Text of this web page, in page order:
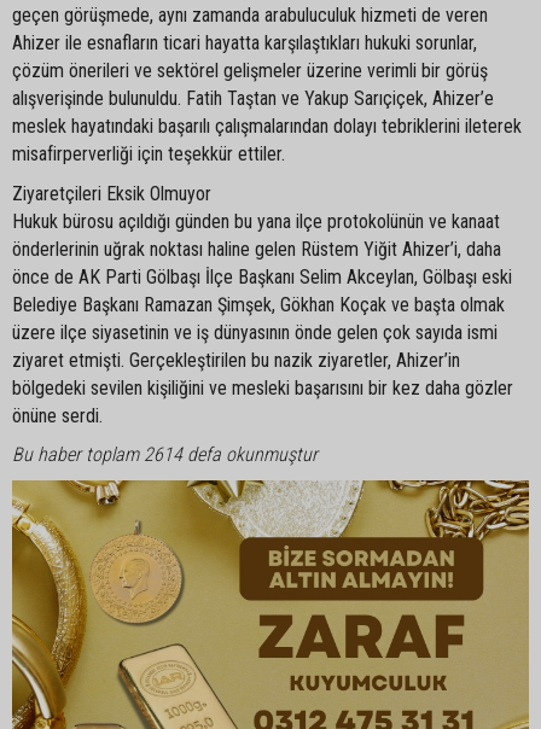
geçen görüşmede, aynı zamanda arabuluculuk hizmeti de veren
Ahizer ile esnafların ticari hayatta karşılaştıkları hukuki sorunlar,
çözüm önerileri ve sektörel gelişmeler üzerine verimli bir görüş
alışverişinde bulunuldu. Fatih Taştan ve Yakup Sarıçiçek, Ahizer’e
meslek hayatındaki başarılı çalışmalarından dolayı tebriklerini ileterek
misafirperverliği için teşekkür ettiler.
Ziyaretçileri Eksik Olmuyor
Hukuk bürosu açıldığı günden bu yana ilçe protokolünün ve kanaat
önderlerinin uğrak noktası haline gelen Rüstem Yiğit Ahizer’i, daha
önce de AK Parti Gölbaşı İlçe Başkanı Selim Akceylan, Gölbaşı eski
Belediye Başkanı Ramazan Şimşek, Gökhan Koçak ve başta olmak
üzere ilçe siyasetinin ve iş dünyasının önde gelen çok sayıda ismi
ziyaret etmişti. Gerçekleştirilen bu nazik ziyaretler, Ahizer’in
bölgedeki sevilen kişiliğini ve mesleki başarısını bir kez daha gözler
önüne serdi.
Bu haber toplam 2614 defa okunmuştur